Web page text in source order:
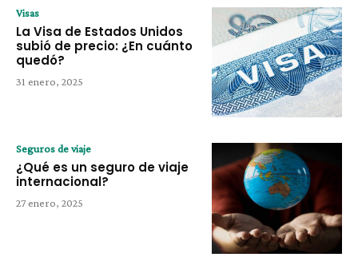
Visas
La Visa de Estados Unidos
subió de precio: ¿En cuánto
quedó?
31 enero, 2025
Seguros de viaje
¿Qué es un seguro de viaje
internacional?
27 enero, 2025